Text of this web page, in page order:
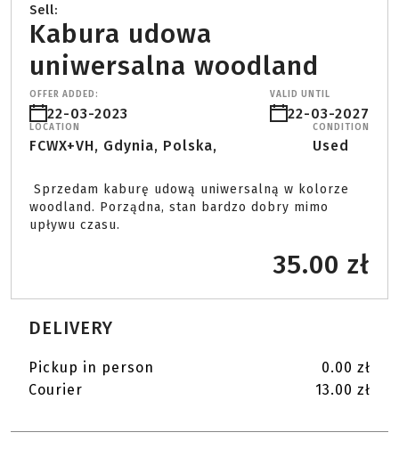
Sell:
Kabura udowa
uniwersalna woodland
OFFER ADDED:
22-03-2023
VALID UNTIL
22-03-2027
LOCATION
FCWX+VH, Gdynia, Polska,
CONDITION
Used
woodland. Porządna, stan bardzo dobry mimo
upływu czasu.
35.00 zł
DELIVERY
Pickup in person
0.00 zł
Courier
13.00 zł